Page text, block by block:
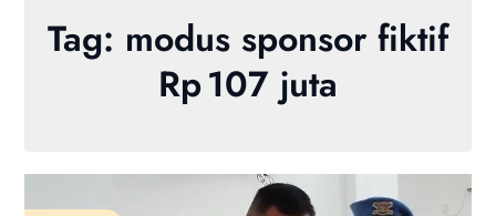
Tag: modus sponsor fiktif
Rp 107 juta